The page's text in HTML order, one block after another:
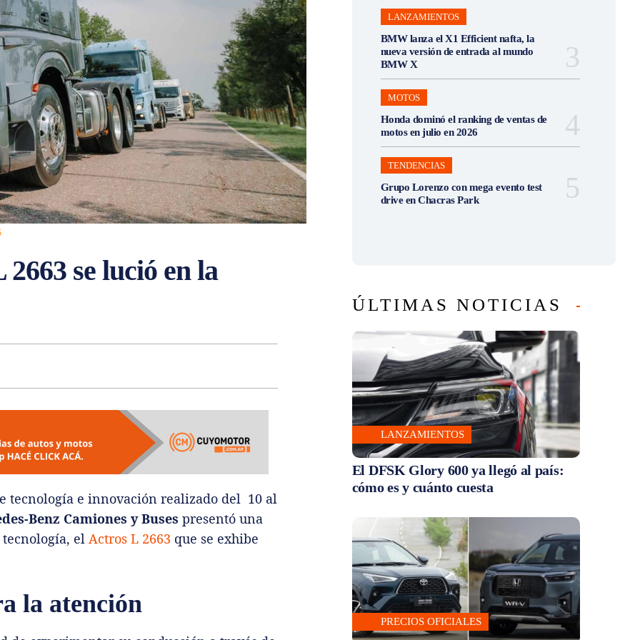
se lució en la
tecnología e innovación realizado del 10 al
Benz Camiones y Buses presentó una
el Actros L 2663 que se exhibe
la atención
LANZAMIENTOS
BMW lanza el X1 Efficient nafta, la
nueva versión de entrada al mundo
BMW X
MOTOS
Honda dominó el ranking de ventas de
motos en julio en 2026
TENDENCIAS
Grupo Lorenzo con mega evento test
drive en Chacras Park
ÚLTIMAS NOTICIAS
LANZAMIENTOS
El DFSK Glory 600 ya llegó al país:
cómo es y cuánto cuesta
PRECIOS OFICIALES